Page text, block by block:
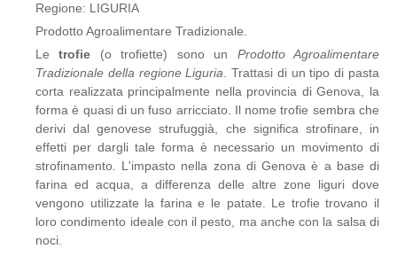
Regione: LIGURIA
Prodotto Agroalimentare Tradizionale.
Letrofie (o trofiette) sono un Prodotto Agroalimentare
Tradizionale della regione Liguria . Trattasi di un tipo di pasta
corta realizzata principalmente nella provincia di Genova, la
forma è quasi di un fuso arricciato. Il nome trofie sembra che
derivi dal genovese strufuggià, che significa strofinare, in
effetti per dargli tale forma è necessario un movimento di
strofinamento. L'impasto nella zona di Genova è a base di
farina ed acqua, a differenza delle altre zone liguri dove
vengono utilizzate la farina e le patate. Le trofie trovano il
loro condimento ideale con il pesto, ma anche con la salsa di
noci.